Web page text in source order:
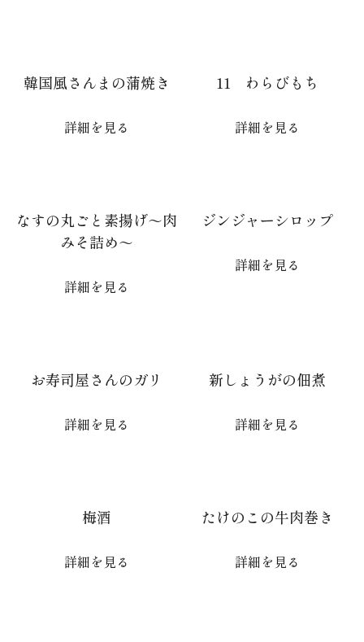
韓国風さんまの蒲焼き
詳細を見る
11 わらびもち
詳細を見る
なすの丸ごと素揚げ～肉
みそ詰め～
詳細を見る
ジンジャーシロップ
詳細を見る
お寿司屋さんのガリ
詳細を見る
新しょうがの佃煮
詳細を見る
梅酒
詳細を見る
たけのこの牛肉巻き
詳細を見る